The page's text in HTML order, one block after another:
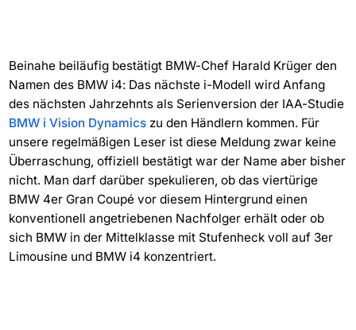
Beinahe beiläufig bestätigt BMW-Chef Harald Krüger den
Namen des BMW i4: Das nächste i-Modell wird Anfang
des nächsten Jahrzehnts als Serienversion der IAA-Studie
BMW i Vision Dynamicszu den Händlern kommen. Für
unsere regelmäßigen Leser ist diese Meldung zwar keine
Überraschung, offiziell bestätigt war der Name aber bisher
nicht. Man darf darüber spekulieren, ob das viertürige
BMW 4er Gran Coupé vor diesem Hintergrund einen
konventionell angetriebenen Nachfolger erhält oder ob
sich BMW in der Mittelklasse mit Stufenheck voll auf 3er
Limousine und BMW i4 konzentriert.